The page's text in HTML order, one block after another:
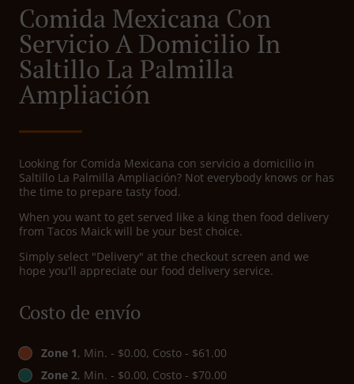
Comida Mexicana Con
Servicio A Domicilio In
Saltillo La Palmilla
Ampliación
Looking for Comida Mexicana con servicio a domicilio in
Saltillo La Palmilla Ampliación? Not everybody knows or has
the time to prepare tasty food.
When you want to get served like a king then food delivery
from Tacos Maick will be your best choice.
Simply select "Delivery" at the checkout screen and we
hope you'll appreciate our food delivery service.
Costo de envío
Zone 1, Min. - $0.00, Costo - $61.00
Zone 2, Min. - $0.00, Costo - $70.00